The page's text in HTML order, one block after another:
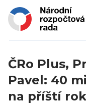
ČRo Plus,
Pavel: 40
na příští